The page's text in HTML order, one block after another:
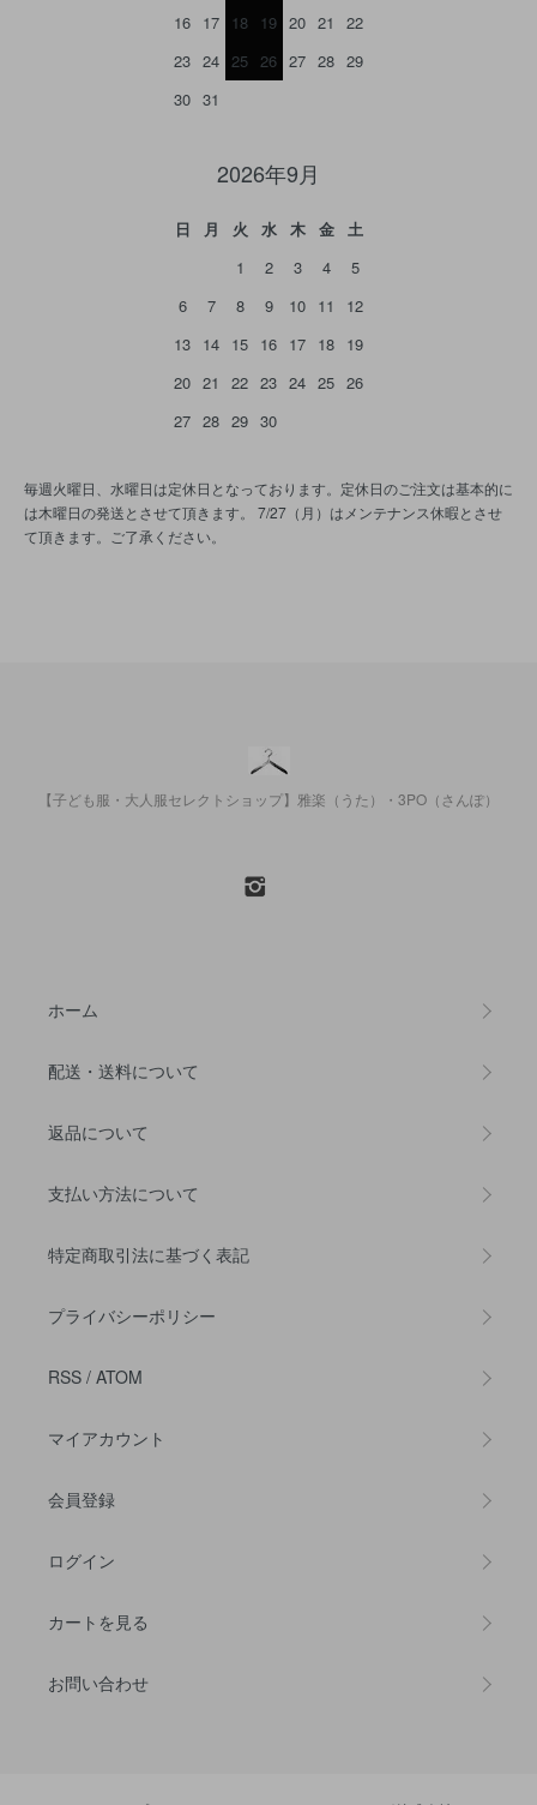
16 17 18 19 20 21
22
23 24 25 26 27 28 29
30 31
2026年9月
日 月 火 水 木 金
土
1
2 3 4
5
6
7 8 9 10 11
12
13 14 15 16 17 18 19
20 21 22 23 24 25 26
27 28 29 30
毎週火曜日、水曜日は定休日となっております。定休日のご注文は基本的に
は木曜日の発送とさせて頂きます。 7/27（月）はメンテナンス休暇とさせ
て頂きます。ご了承ください。
【子ども服・大人服セレクトショップ】雅楽（うた）・3PO（さんぽ）
ホーム
配送・送料について
返品について
支払い方法について
特定商取引法に基づく表記
プライバシーポリシー
RSS / ATOM
マイアカウント
会員登録
ログイン
カートを見る
お問い合わせ